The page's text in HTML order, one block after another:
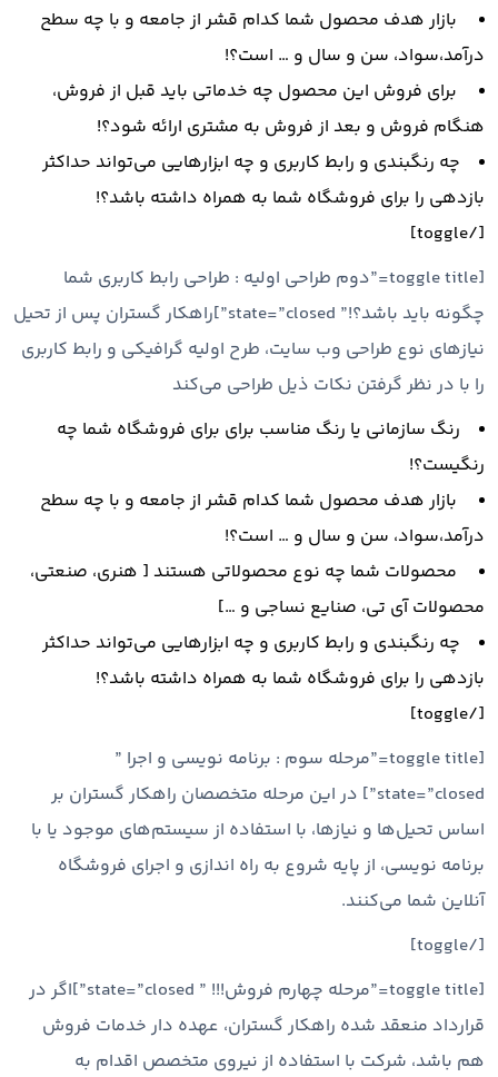
بازار هدف محصول شما کدام قشر از جامعه و با چه سطح
درآمد،سواد، سن و سال و … است؟!
برای فروش این محصول چه خدماتی باید قبل از فروش،
هنگام فروش و بعد از فروش به مشتری ارائه شود؟!
چه رنگبندی و رابط کاربری و چه ابزارهایی می‌تواند حداکثر
بازدهی را برای فروشگاه شما به همراه داشته باشد؟!
[/toggle]
[toggle title=”دوم طراحی اولیه : طراحی رابط کاربری شما
چگونه باید باشد؟!” state=”closed”]راهکار گستران پس از تحیل
نیازهای نوع طراحی وب سایت، طرح اولیه گرافیکی و رابط کاربری
را با در نظر گرفتن نکات ذیل طراحی می‌کند
رنگ سازمانی یا رنگ مناسب برای برای فروشگاه شما چه
رنگیست؟!
بازار هدف محصول شما کدام قشر از جامعه و با چه سطح
درآمد،سواد، سن و سال و … است؟!
محصولات شما چه نوع محصولاتی هستند [ هنری، صنعتی،
محصولات آی تی، صنایع نساجی و …]
چه رنگبندی و رابط کاربری و چه ابزارهایی می‌تواند حداکثر
بازدهی را برای فروشگاه شما به همراه داشته باشد؟!
[/toggle]
[toggle title=”مرحله سوم : برنامه نویسی و اجرا ”
state=”closed”] در این مرحله متخصصان راهکار گستران بر
اساس تحیل‌ها و نیازها، با استفاده از سیستم‌های موجود یا با
برنامه نویسی، از پایه شروع به راه اندازی و اجرای فروشگاه
آنلاین شما می‌کنند.
[/toggle]
[toggle title=”مرحله چهارم فروش!!! ” state=”closed”]اگر در
قرارداد منعقد شده راهکار گستران، عهده دار خدمات فروش
هم باشد، شرکت با استفاده از نیروی متخصص اقدام به